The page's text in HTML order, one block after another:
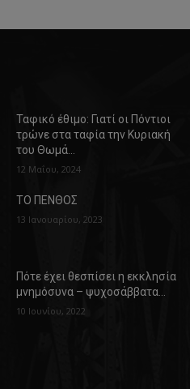
Ταφικό έθιμο: Γιατί οι Πόντιοι
τρώνε στα ταφία την Κυριακή
του Θωμά…
12 Μαΐου, 2024
ΤΟ ΠΕΝΘΟΣ
13 Ιανουαρίου, 2023
Πότε έχει θεσπίσει η εκκλησία
μνημόσυνα – ψυχοσάββατα…
10 Ιουνίου, 2022